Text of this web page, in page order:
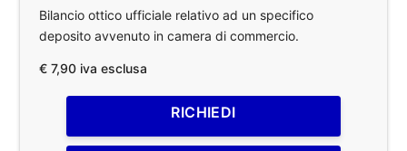
Bilancio ottico ufficiale relativo ad un specifico
deposito avvenuto in camera di commercio.
€ 7,90 iva esclusa
RICHIEDI